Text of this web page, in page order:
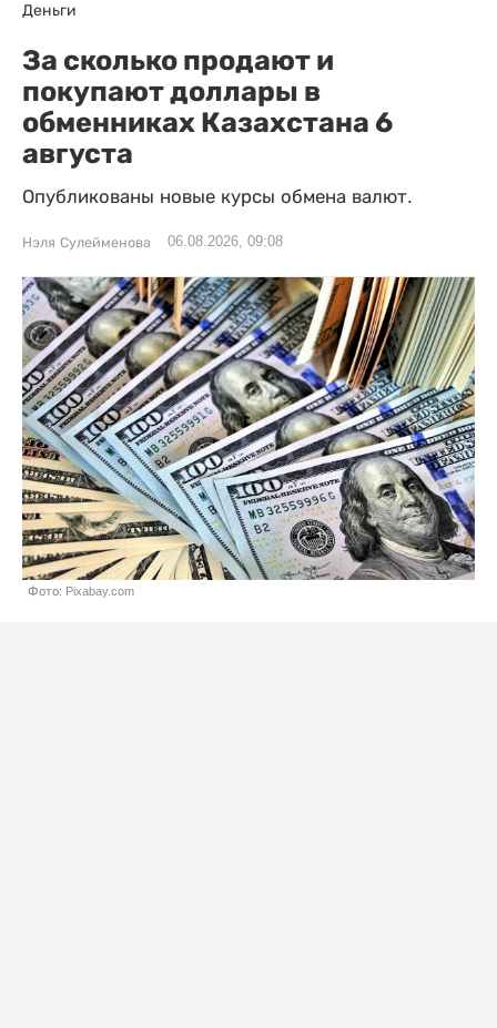
Деньги
За сколько продают и
покупают доллары в
обменниках Казахстана 6
августа
Опубликованы новые курсы обмена валют.
Нэля Сулейменова 06.08.2026, 09:08
Фото: Pixabay.com